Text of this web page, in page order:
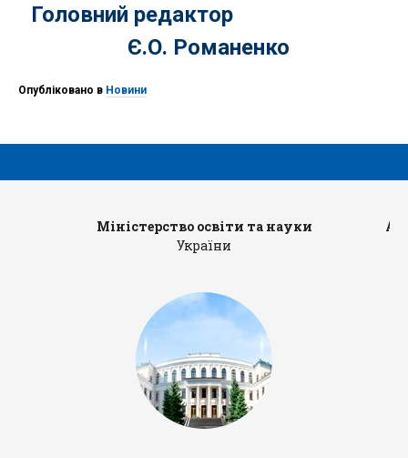
Головний редактор
Є.О. Романенко
Опубліковано в Новини
Міністерство освіти та науки
України